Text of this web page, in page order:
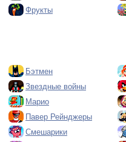
Фрукты
Бэтмен
Звездные войны
Марио
Павер Рейнджеры
Смешарики